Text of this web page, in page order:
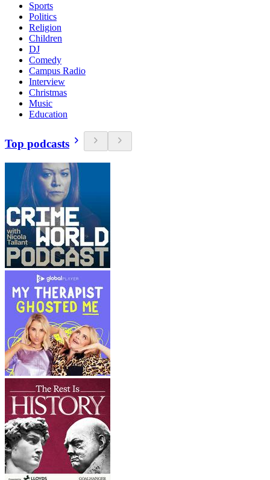
Sports
Politics
Religion
Children
DJ
Comedy
Campus Radio
Interview
Christmas
Music
Education
Top podcasts